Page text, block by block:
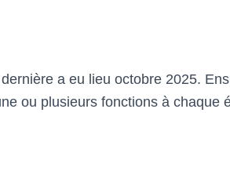
a eu lieu octobre 2025.
ou plusieurs fonctions à chaque